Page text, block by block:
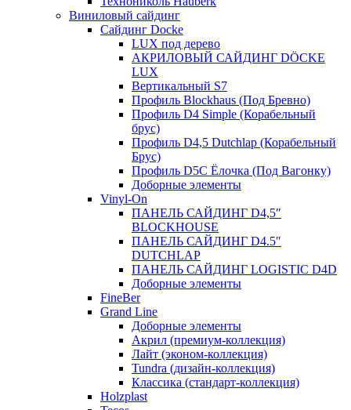
Виниловый сайдинг
Сайдинг Docke
LUX под дерево
АКРИЛОВЫЙ САЙДИНГ DÖCKE
LUX
Вертикальный S7
Профиль Blockhaus (Под Бревно)
Профиль D4 Simple (Корабельный
брус)
Профиль D4,5 Dutchlap (Корабельный
Брус)
Профиль D5C Ёлочка (Под Вагонку)
Доборные элементы
Vinyl-On
ПАНЕЛЬ САЙДИНГ D4,5″
BLOCKHOUSE
ПАНЕЛЬ САЙДИНГ D4.5″
DUTCHLAP
ПАНЕЛЬ САЙДИНГ LOGISTIC D4D
Доборные элементы
FineBer
Grand Line
Доборные элементы
Акрил (премиум-коллекция)
Лайт (эконом-коллекция)
Tundra (дизайн-коллекция)
Классика (стандарт-коллекция)
Holzplast